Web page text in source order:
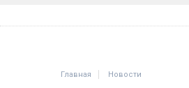
Главная Новости